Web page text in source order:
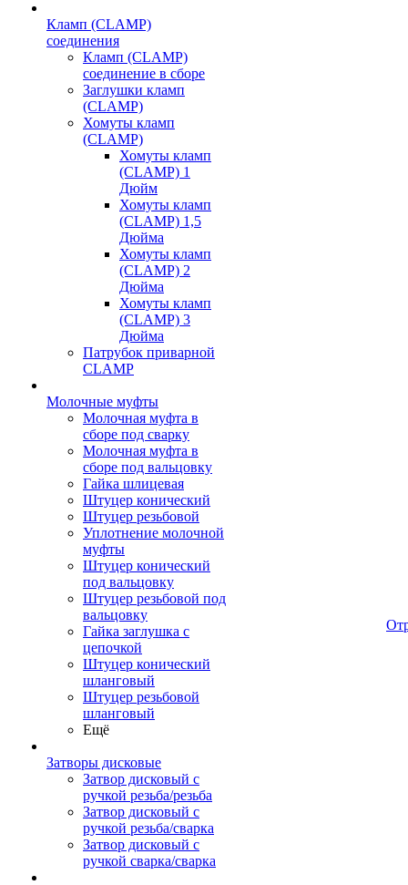
Кламп (CLAMP)
соединения
Кламп (CLAMP)
соединение в сборе
Заглушки кламп
(CLAMP)
Хомуты кламп
(CLAMP)
Хомуты кламп
(CLAMP) 1
Дюйм
Хомуты кламп
(CLAMP) 1,5
Дюйма
Хомуты кламп
(CLAMP) 2
Дюйма
Хомуты кламп
(CLAMP) 3
Дюйма
Патрубок приварной
CLAMP
Молочные муфты
Молочная муфта в
сборе под сварку
Молочная муфта в
сборе под вальцовку
Гайка шлицевая
Штуцер конический
Штуцер резьбовой
Уплотнение молочной
муфты
Штуцер конический
под вальцовку
Штуцер резьбовой под
вальцовку
Гайка заглушка с
цепочкой
Штуцер конический
шланговый
Штуцер резьбовой
шланговый
Ещё
Затворы дисковые
Затвор дисковый с
ручкой резьба/резьба
Затвор дисковый с
ручкой резьба/сварка
Затвор дисковый с
ручкой сварка/сварка